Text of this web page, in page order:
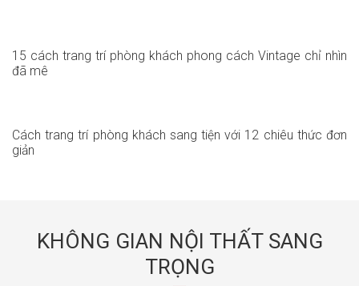
15 cách trang trí phòng khách phong cách Vintage chỉ nhìn
đã mê
Cách trang trí phòng khách sang tiện với 12 chiêu thức đơn
giản
KHÔNG GIAN NỘI THẤT SANG
TRỌNG